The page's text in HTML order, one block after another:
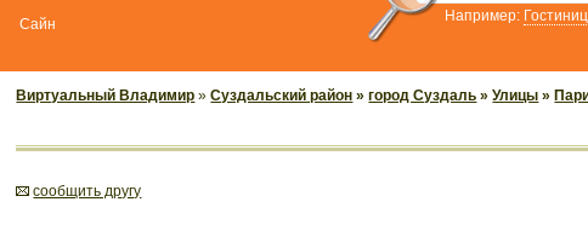
Например:
Виртуальный Владимир »Суздальский район »город Суздаль »Улицы »
cообщить другу